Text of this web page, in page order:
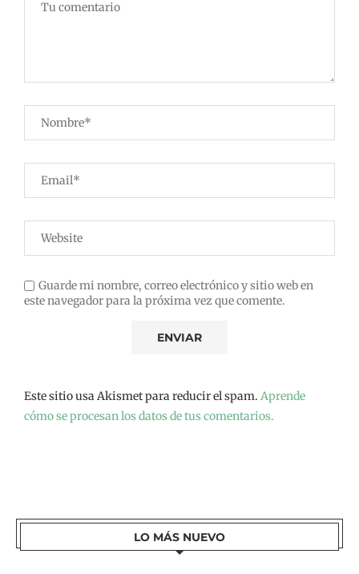
Guarde mi nombre, correo electrónico y sitio web en
este navegador para la próxima vez que comente.
Este sitio usa Akismet para reducir el spam. Aprende
cómo se procesan los datos de tus comentarios.
LO MÁS NUEVO